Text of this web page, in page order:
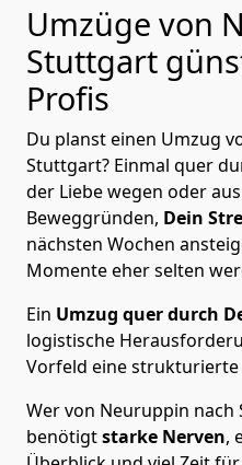
Umzüge von
Stuttgart
Profis
Du planst einen Umzug
Stuttgart? Einmal quer
der Liebe wegen oder
Beweggründen, Dein
nächsten Wochen
Momente eher selten
Ein Umzug quer durch
logistische
Vorfeld eine
Wer von Neuruppin
benötigtstarke Nerven,